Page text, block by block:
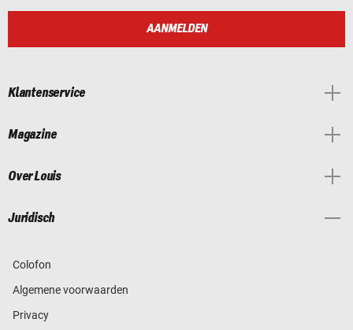
AANMELDEN
Klantenservice
Magazine
Over Louis
Juridisch
Colofon
Algemene voorwaarden
Privacy